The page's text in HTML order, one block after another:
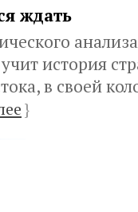
ждать
история
в своей
}